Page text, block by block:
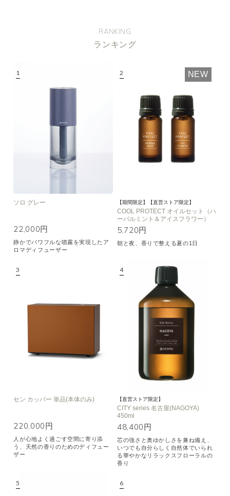
RANKING
ランキング
ソロ グレー
22,000円
静かでパワフルな噴霧を実現したア
ロマディフューザー
NEW
【期間限定】【直営ストア限定】
COOL PROTECT オイルセット（ハ
ーバルミント＆アイスフラワー）
5,720円
朝と夜、香りで整える夏の1日
セン カッパー 単品(本体のみ)
220,000円
人が心地よく過ごす空間に寄り添
う、天然の香りのためのディフュー
ザー
【直営ストア限定】
CITY series 名古屋(NAGOYA)
450ml
48,400円
芯の強さと奥ゆかしさを兼ね備え、
いつでも自分らしく自然体でいられ
る華やかなリラックスフローラルの
香り